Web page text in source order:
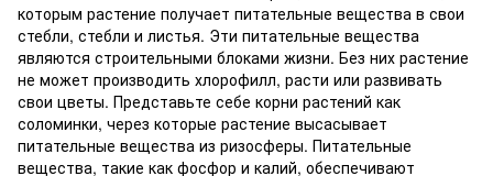
которым растение получает питательные вещества в свои
стебли, стебли и листья. Эти питательные вещества
являются строительными блоками жизни. Без них растение
не может производить хлорофилл, расти или развивать
свои цветы. Представьте себе корни растений как
соломинки, через которые растение высасывает
питательные вещества из ризосферы. Питательные
вещества, такие как фосфор и калий, обеспечивают